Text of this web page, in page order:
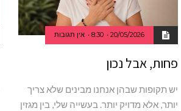
20/05/2026
8:30 אין תגובות
פחות, אבל נכון
יש תקופות שבהן אנחנו מבינים שלא צריך
יותר, אלא מדויק יותר. בעשייה שלי, בין מגזין